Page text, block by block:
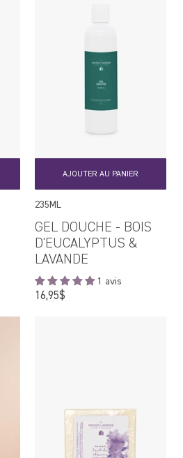
AJOUTER AU PANIER
235ML
GEL DOUCHE - BOIS
D'EUCALYPTUS &
LAVANDE
1 avis
16,95$Prix